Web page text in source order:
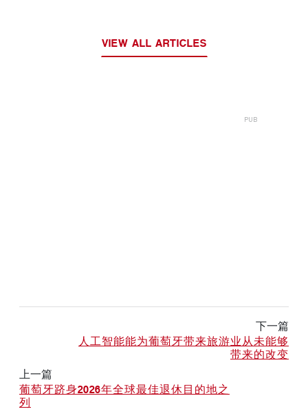
VIEW ALL ARTICLES
下一篇
人工智能能为葡萄牙带来旅游业从未能够
带来的改变
上一篇
葡萄牙跻身2026年全球最佳退休目的地之
列